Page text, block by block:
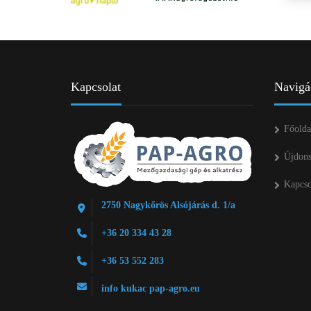
Kapcsolat
2750 Nagykőrös Alsójárás d. 1/a
+36 20 334 43 28
+36 53 552 283
info kukac pap-agro.eu